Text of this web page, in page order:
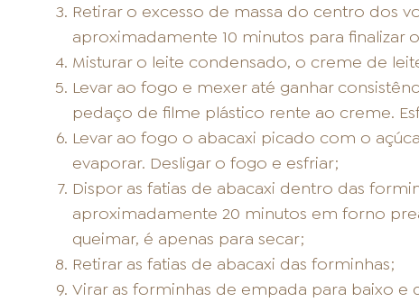
Retirar o excesso de massa do centro dos
aproximadamente 10 minutos para finalizar
Misturar o leite condensado, o creme de
Levar ao fogo e mexer até ganhar
pedaço de filme plástico rente ao creme.
Levar ao fogo o abacaxi picado com o
evaporar. Desligar o fogo e esfriar;
Dispor as fatias de abacaxi dentro das
aproximadamente 20 minutos em forno
queimar, é apenas para secar;
Retirar as fatias de abacaxi das forminhas;
Virar as forminhas de empada para baixo e